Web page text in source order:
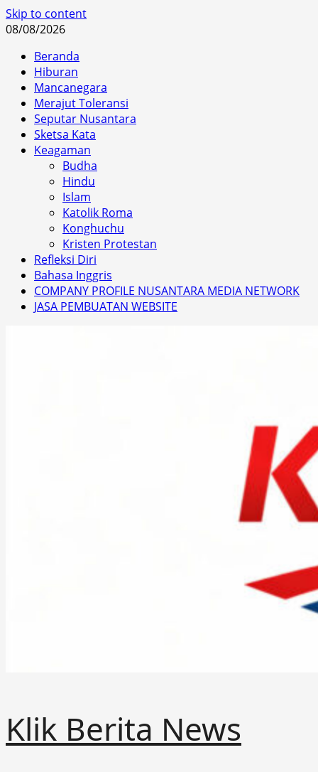
Skip to content
08/08/2026
Beranda
Hiburan
Mancanegara
Merajut Toleransi
Seputar Nusantara
Sketsa Kata
Keagaman
Budha
Hindu
Islam
Katolik Roma
Konghuchu
Kristen Protestan
Refleksi Diri
Bahasa Inggris
COMPANY PROFILE NUSANTARA MEDIA NETWORK
JASA PEMBUATAN WEBSITE
Klik Berita News